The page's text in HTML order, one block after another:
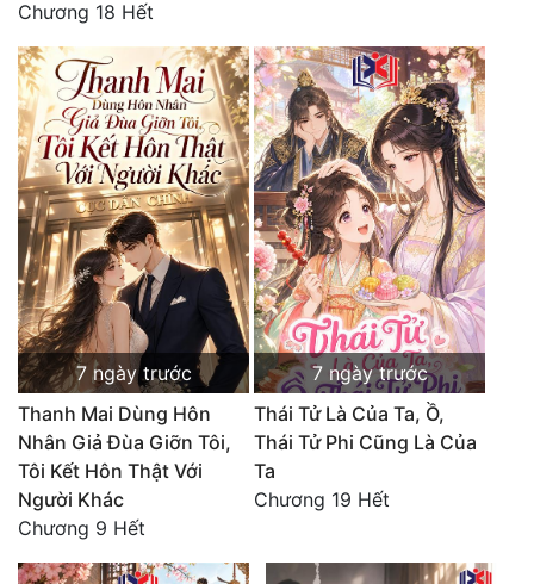
Sảng Văn
Sắc
Sủng
Thanh Xuân
Tiên Hiệp
Tiểu Thuyết
Trinh Thám
Triều Đấu
Trùng Sinh
Trọng Sinh
Tu Chân
Chương 18 Hết
7 ngày trước
Thanh Mai Dùng Hôn
Nhân Giả Đùa Giỡn Tôi,
Tôi Kết Hôn Thật Với
Người Khác
Chương 9 Hết
7 ngày trước
Thái Tử Là Của Ta, Ồ,
Thái Tử Phi Cũng Là Của
Ta
Chương 19 Hết